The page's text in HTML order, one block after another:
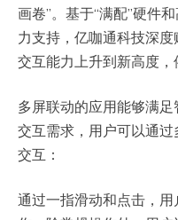
画卷”。基于“满配”硬件
力支持，亿咖通科技深
交互能力上升到新高度，
多屏联动的应用能够满
交互需求，用户可以通
交互：
通过一指滑动和点击，